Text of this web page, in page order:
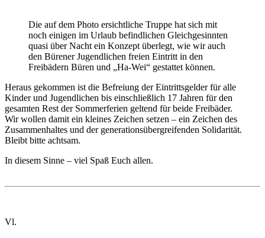
Die auf dem Photo ersichtliche Truppe hat sich mit
noch einigen im Urlaub befindlichen Gleichgesinnten
quasi über Nacht ein Konzept überlegt, wie wir auch
den Bürener Jugendlichen freien Eintritt in den
Freibädern Büren und „Ha-Wei“ gestattet können.
Heraus gekommen ist die Befreiung der Eintrittsgelder für alle
Kinder und Jugendlichen bis einschließlich 17 Jahren für den
gesamten Rest der Sommerferien geltend für beide Freibäder.
Wir wollen damit ein kleines Zeichen setzen – ein Zeichen des
Zusammenhaltes und der generationsübergreifenden Solidarität.
Bleibt bitte achtsam.
In diesem Sinne – viel Spaß Euch allen.
Vl.